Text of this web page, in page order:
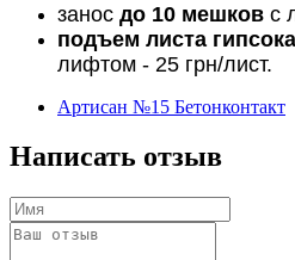
занос до 10 мешков с
подъем листа
лифтом - 25 грн/лист.
Артисан №15 Бетонконтакт
Написать отзыв